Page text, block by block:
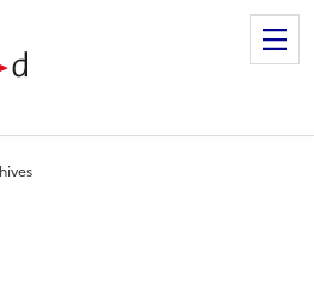
et de production